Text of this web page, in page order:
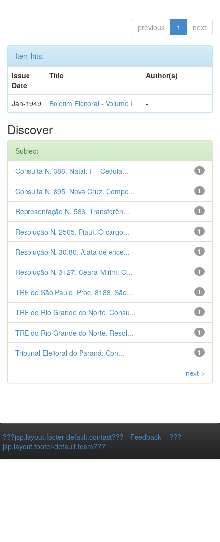
previous 1 next
Item hits:
Issue
Date
Title Author(s)
Jan-1949 Boletim Eleitoral - Volume I -
Discover
Subject
1
Consulta N. 386. Natal. I— Cédula...
1
Consulta N. 895. Nova Cruz. Compe...
1
Representação N. 586. Transferên...
1
Resolução N. 2505. Piauí. O cargo...
1
Resolução N. 30.80. A ata de ence...
1
Resolução N. 3127. Ceará-Mirim. O...
1
TRE de São Paulo. Proc. 8188. São...
1
TRE do Rio Grande do Norte. Consu...
1
TRE do Rio Grande do Norte. Resol...
1
Tribunal Eleitoral do Paraná. Con...
next >
???jsp.layout.footer-default.contact??? - Feedback - ???
jsp.layout.footer-default.team???